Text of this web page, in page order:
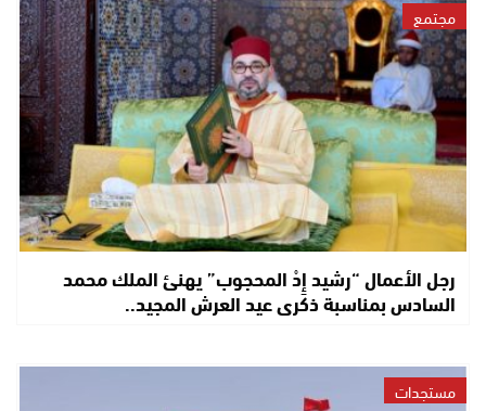
مجتمع
رجل الأعمال “رشيد إِدْ المحجوب” يهنئ الملك محمد
السادس بمناسبة ذكرى عيد العرش المجيد..
مستجدات